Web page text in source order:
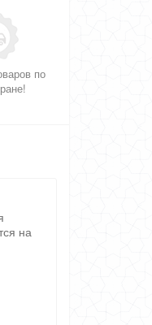
по
на